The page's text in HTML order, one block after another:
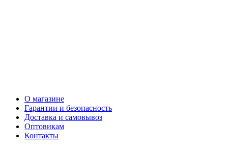
О магазине
Гарантии и безопасность
Доставка и самовывоз
Оптовикам
Контакты